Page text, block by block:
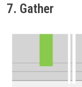
7. Gather